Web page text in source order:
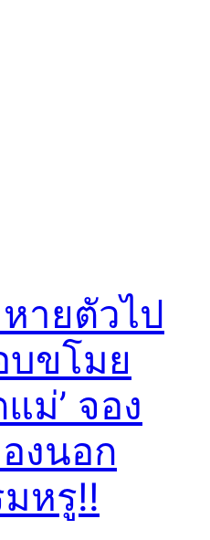
ายตัวไป
ขโมย
ม่’ จอง
งนอก
หรู!!